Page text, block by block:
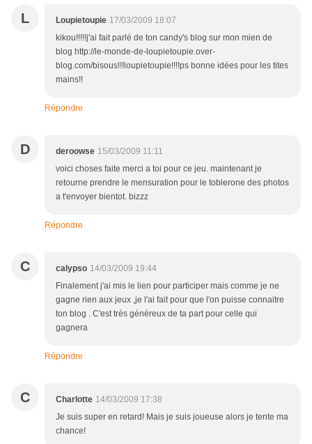
L Loupietoupie 17/03/2009 18:07
kikou!!!!!j'ai fait parlé de ton candy's blog sur mon mien de
blog http://le-monde-de-loupietoupie.over-
blog.com/bisous!!!loupietoupie!!!!ps bonne idées pour les tites
mains!!
Répondre
D deroowse 15/03/2009 11:11
voici choses faite merci a toi pour ce jeu. maintenant je
retourne prendre le mensuration pour le toblerone des photos
a t'envoyer bientot. bizzz
Répondre
C calypso 14/03/2009 19:44
Finalement j'ai mis le lien pour participer mais comme je ne
gagne rien aux jeux ,je l'ai fait pour que l'on puisse connaitre
ton blog . C'est très généreux de ta part pour celle qui
gagnera
Répondre
C Charlotte 14/03/2009 17:38
Je suis super en retard! Mais je suis joueuse alors je tente ma
chance!